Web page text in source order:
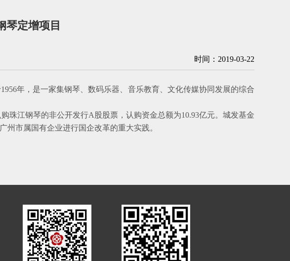
琴定增项目
时间：2019-03-22
1956年，是一家集钢琴、数码乐器、音乐教育、文化传媒协同发展的综合
珠江钢琴的非公开发行A 股股票，认购资金总额为10.93亿元。 城发基金
州市属国有企业进行国企改革的重大实践。